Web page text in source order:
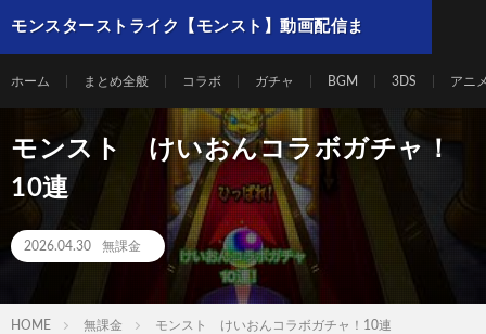
モンスターストライク【モンスト】動画配信ま
ホーム まとめ全般 コラボ ガチャ BGM 3DS アニ
モンスト けいおんコラボガチャ！
10連
2026.04.30 無課金
HOME 無課金 モンスト けいおんコラボガチャ！10連